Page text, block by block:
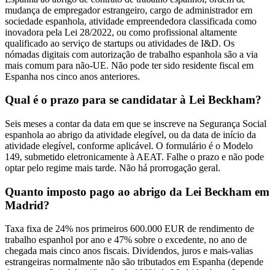
mudança de empregador estrangeiro, cargo de administrador em
sociedade espanhola, atividade empreendedora classificada como
inovadora pela Lei 28/2022, ou como profissional altamente
qualificado ao serviço de startups ou atividades de I&D. Os
nómadas digitais com autorização de trabalho espanhola são a via
mais comum para não-UE. Não pode ter sido residente fiscal em
Espanha nos cinco anos anteriores.
Qual é o prazo para se candidatar à Lei Beckham?
Seis meses a contar da data em que se inscreve na Segurança Social
espanhola ao abrigo da atividade elegível, ou da data de início da
atividade elegível, conforme aplicável. O formulário é o Modelo
149, submetido eletronicamente à AEAT. Falhe o prazo e não pode
optar pelo regime mais tarde. Não há prorrogação geral.
Quanto imposto pago ao abrigo da Lei Beckham em
Madrid?
Taxa fixa de 24% nos primeiros 600.000 EUR de rendimento de
trabalho espanhol por ano e 47% sobre o excedente, no ano de
chegada mais cinco anos fiscais. Dividendos, juros e mais-valias
estrangeiras normalmente não são tributados em Espanha (depende